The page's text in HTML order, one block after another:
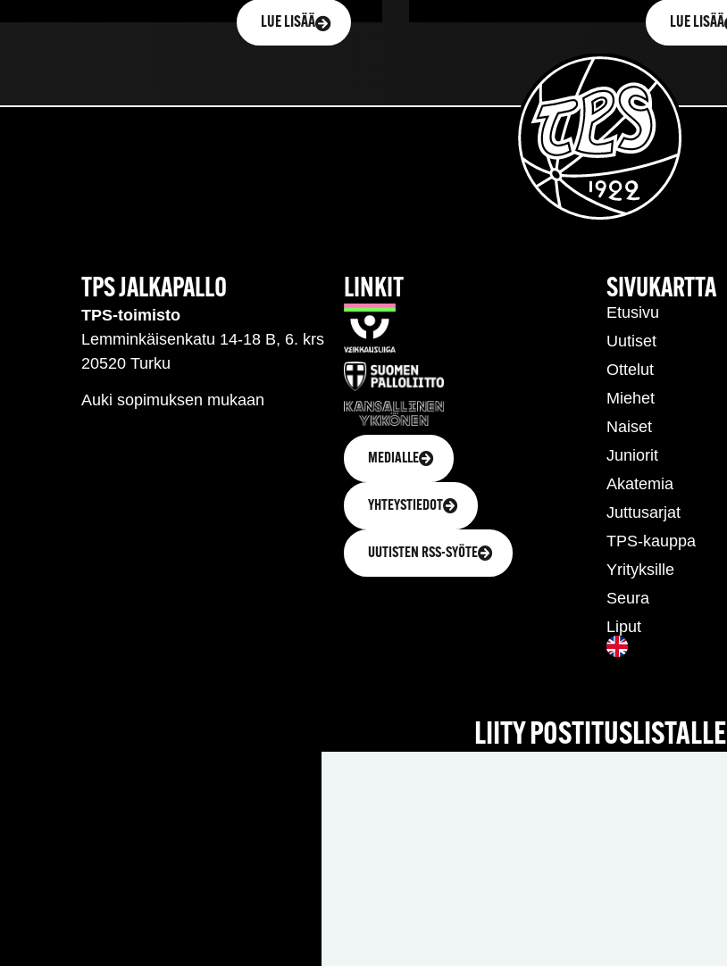
LUE LISÄÄ LUE LISÄÄ
TPS JALKAPALLO
TPS-toimisto
Lemminkäisenkatu 14-18 B, 6. krs
20520 Turku
Auki sopimuksen mukaan
LINKIT
MEDIALLE
YHTEYSTIEDOT
UUTISTEN RSS-SYÖTE
SIVUKARTTA
Etusivu
Uutiset
Ottelut
Miehet
Naiset
Juniorit
Akatemia
Juttusarjat
TPS-kauppa
Yrityksille
Seura
Liput
LIITY POSTITUSLISTALLE